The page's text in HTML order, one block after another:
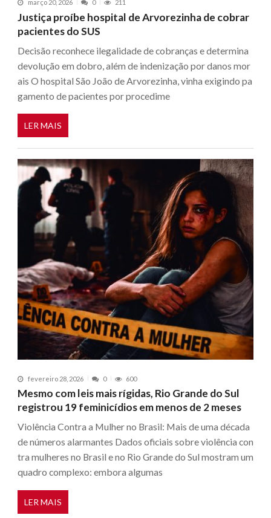
março 20, 2026 0 211
Justiça proíbe hospital de Arvorezinha de cobrar
pacientes do SUS
Decisão reconhece ilegalidade de cobranças e determina
devolução em dobro, além de indenização por danos mor
ais O hospital São João de Arvorezinha, vinha exigindo pa
gamento de pacientes por procedime
LER MAIS
fevereiro 28, 2026 0 600
Mesmo com leis mais rígidas, Rio Grande do Sul
registrou 19 feminicídios em menos de 2 meses
Violência Contra a Mulher no Brasil: Mais de uma década
de números alarmantes Dados oficiais sobre violência con
tra mulheres no Brasil e no Rio Grande do Sul mostram um
quadro complexo: embora algumas
LER MAIS